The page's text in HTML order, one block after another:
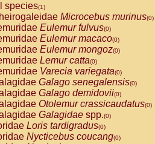
species(1)
Microcebus murinus(0)
Eulemur fulvus(0)
Eulemur macaco(0)
Eulemur mongoz(0)
Lemur catta(0)
Varecia variegata(0)
Galago senegalensis(0)
Galago demidovii(0)
Otolemur crassicaudatus(0)
Galagidae spp.(0)
Loris tardigradus(0)
Nycticebus coucang(0)